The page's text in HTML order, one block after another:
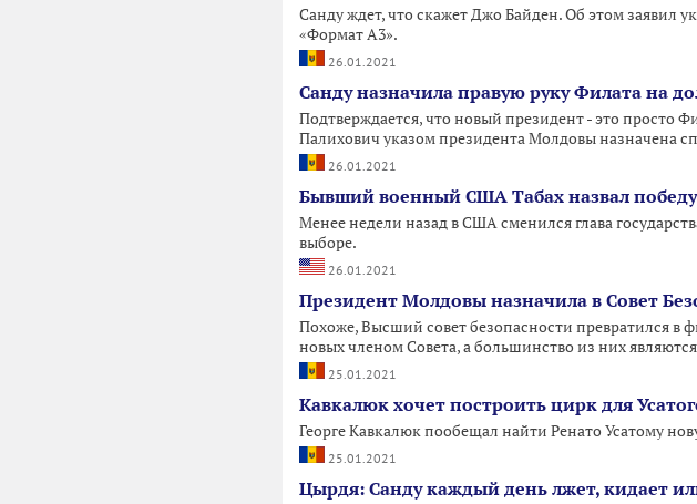
Санду ждет, что скажет Джо Байден. Об этом заявил
«Формат А3».
26.01.2021
Санду назначила правую руку Филата на
Подтверждается, что новый президент - это просто
Палихович указом президента Молдовы назначена
26.01.2021
Бывший военный США Табах назвал
Менее недели назад в США сменился глава
выборе.
26.01.2021
Президент Молдовы назначила в Совет
Похоже, Высший совет безопасности превратился
новых членом Совета, а большинство из них
25.01.2021
Кавкалюк хочет построить цирк для
Георге Кавкалюк пообещал найти Ренато Усатому
25.01.2021
Цырдя: Санду каждый день лжет, кидает